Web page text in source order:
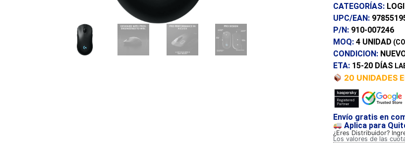
CATEGORÍAS:
UPC/EAN:
P/N: 910-007246
MOQ: 4 UNIDAD
CONDICION:
ETA: 15-20 DÍAS
20 UNIDADES
Envío gratis en
Aplica para
¿Eres Distribuidor?
Los valores de las